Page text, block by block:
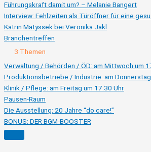
Führungskraft damit um? – Melanie Bangert
Interview: Fehlzeiten als Türöffner für eine
Katrin Matyssek bei Veronika Jakl
Branchentreffen
Ausklappen
Branchentreffen
3 Themen
Verwaltung / Behörden / ÖD: am Mittwoch um
Produktionsbetriebe / Industrie: am
Klinik / Pflege: am Freitag um 17:30 Uhr
Pausen-Raum
Die Ausstellung: 20 Jahre “do care!”
BONUS: DER BGM-BOOSTER